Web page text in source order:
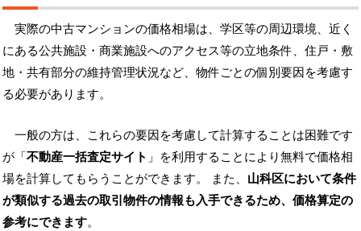
実際の中古マンションの価格相場は、学区等の周辺環境、近く
にある公共施設・商業施設へのアクセス等の立地条件、住戸・敷
地・共有部分の維持管理状況など、物件ごとの個別要因を考慮す
る必要があります。
一般の方は、これらの要因を考慮して計算することは困難です
が「不動産一括査定サイト 」を利用することにより無料で価格相
場を計算してもらうことができます。 また、 山科区において条件
が類似する過去の取引物件の情報も入手できるため、価格算定の
参考にできます。